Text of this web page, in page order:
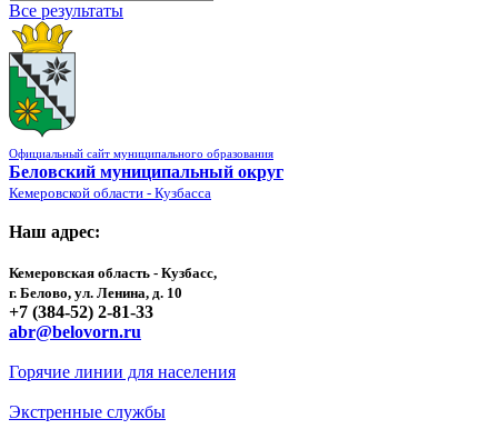
Все результаты
Официальный сайт муниципального образования
Беловский муниципальный округ
Кемеровской области - Кузбасса
Наш адрес:
Кемеровская область - Кузбасс,
г. Белово, ул. Ленина, д. 10
+7 (384-52) 2-81-33
abr@belovorn.ru
Горячие линии для населения
Экстренные службы